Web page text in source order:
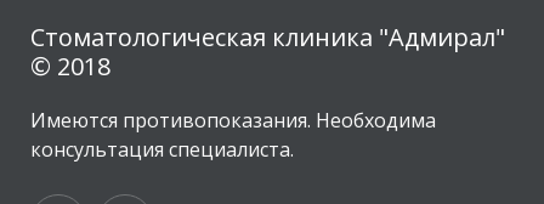
Стоматологическая клиника "Адмирал"
© 2018
Имеются противопоказания. Необходима
консультация специалиста.